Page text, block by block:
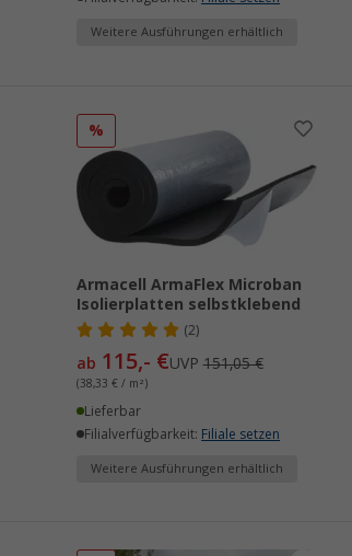
Weitere Ausführungen erhältlich
%
Armacell ArmaFlex Microban
Isolierplatten selbstklebend
(2)
ab 115,- €UVP151,05 €
(38,33 € / m²)
Lieferbar
Filialverfügbarkeit: Filiale setzen
Weitere Ausführungen erhältlich